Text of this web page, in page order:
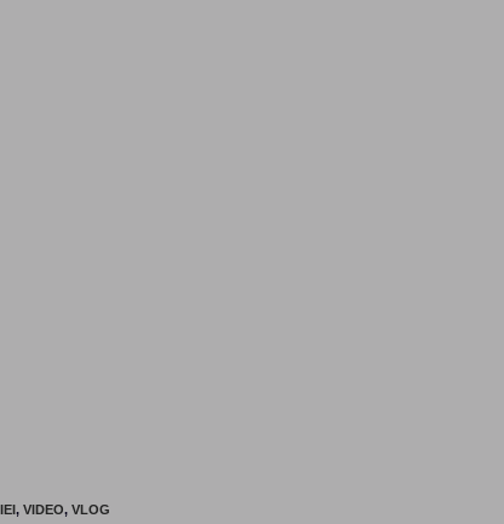
, VIDEO, VLOG